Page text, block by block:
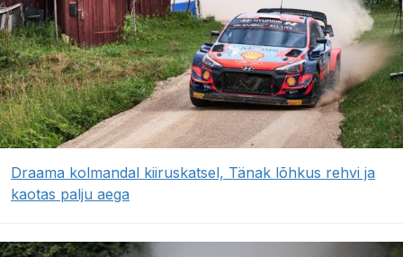
Draama kolmandal kiiruskatsel, Tänak lõhkus rehvi ja
kaotas palju aega